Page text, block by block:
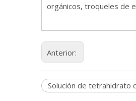
orgánicos, troqueles de
Anterior:
Solución de tetrahidrato